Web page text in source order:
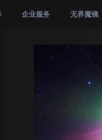
企业服务 无界魔镜